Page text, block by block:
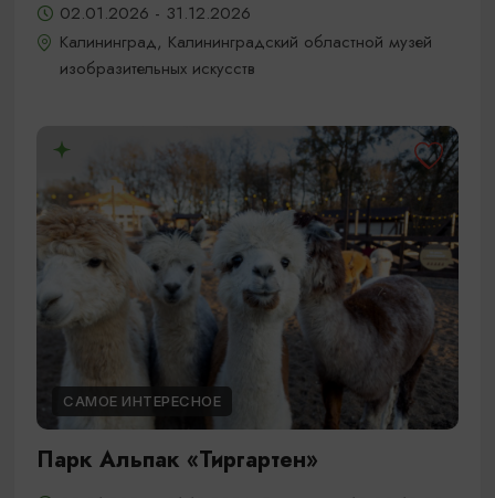
02.01.2026 - 31.12.2026
Калининград, Калининградский областной музей
изобразительных искусств
САМОЕ ИНТЕРЕСНОЕ
Парк Альпак «Тиргартен»